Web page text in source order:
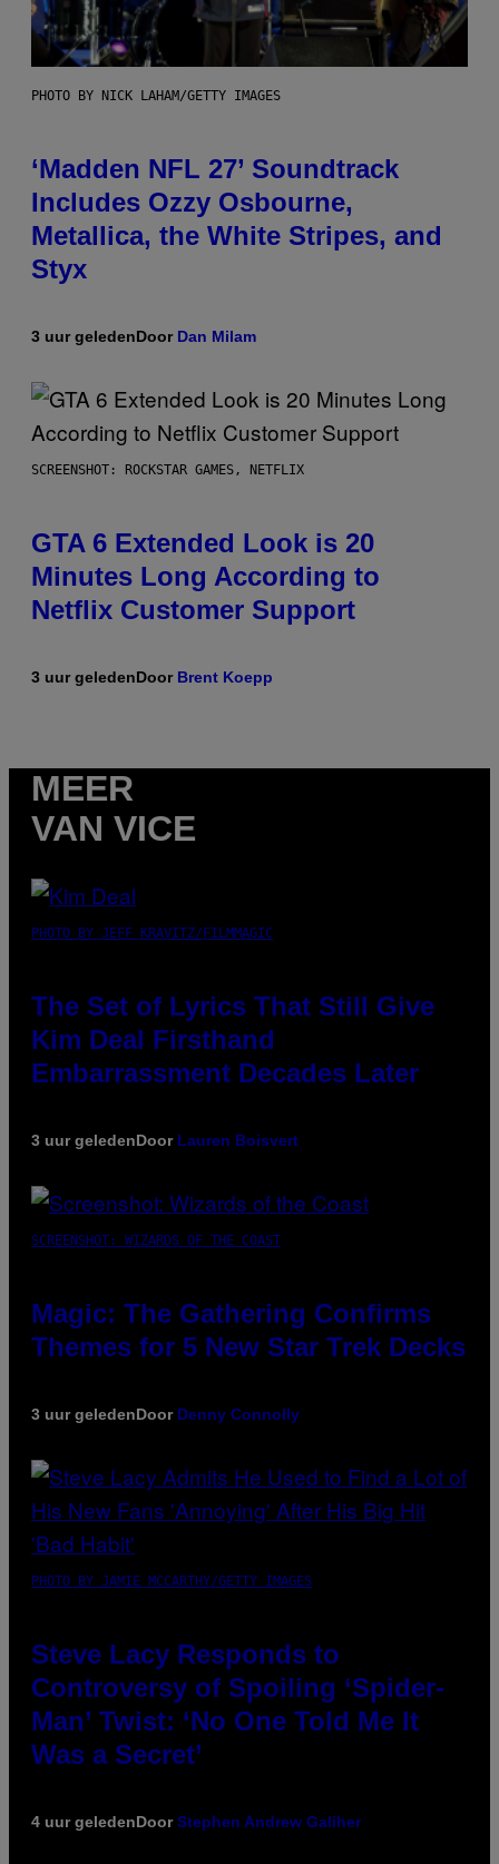
PHOTO BY NICK LAHAM/GETTY IMAGES
‘Madden NFL 27’ Soundtrack
Includes Ozzy Osbourne,
Metallica, the White Stripes, and
Styx
3 uur geledenDoor Dan Milam
SCREENSHOT: ROCKSTAR GAMES, NETFLIX
GTA 6 Extended Look is 20
Minutes Long According to
Netflix Customer Support
3 uur geledenDoor Brent Koepp
MEER
VAN VICE
PHOTO BY JEFF KRAVITZ/FILMMAGIC
The Set of Lyrics That Still Give
Kim Deal Firsthand
Embarrassment Decades Later
3 uur geledenDoor Lauren Boisvert
SCREENSHOT: WIZARDS OF THE COAST
Magic: The Gathering Confirms
Themes for 5 New Star Trek Decks
3 uur geledenDoor Denny Connolly
PHOTO BY JAMIE MCCARTHY/GETTY IMAGES
Steve Lacy Responds to
Controversy of Spoiling ‘Spider-
Man’ Twist: ‘No One Told Me It
Was a Secret’
4 uur geledenDoorStephen Andrew Galiher